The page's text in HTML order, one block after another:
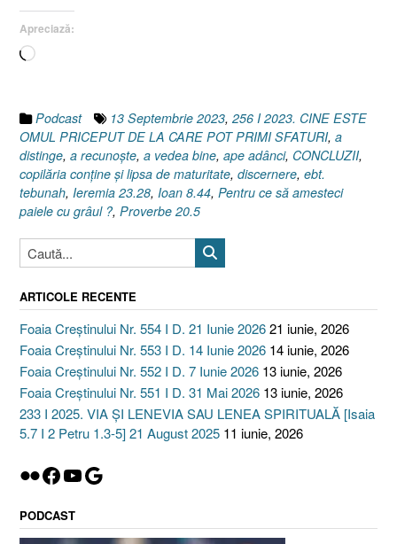
8.44
I
Ieremia
23.28]”
Apreciază:
Încarc...
Podcast 13 Septembrie 2023, 256 I 2023. CINE ESTE
OMUL PRICEPUT DE LA CARE POT PRIMI SFATURI, a
distinge, a recunoște, a vedea bine, ape adânci, CONCLUZII,
copilăria conține și lipsa de maturitate, discernere, ebt.
tebunah, Ieremia 23.28, Ioan 8.44, Pentru ce să amesteci
paiele cu grâul ?, Proverbe 20.5
ARTICOLE RECENTE
Foaia Creștinului Nr. 554 I D. 21 Iunie 202621 iunie, 2026
Foaia Creștinului Nr. 553 I D. 14 Iunie 2026 14 iunie, 2026
Foaia Creștinului Nr. 552 I D. 7 Iunie 2026 13 iunie, 2026
Foaia Creștinului Nr. 551 I D. 31 Mai 2026 13 iunie, 2026
233 I 2025. VIA ȘI LENEVIA SAU LENEA SPIRITUALĂ [Isaia
5.7 I 2 Petru 1.3-5] 21 August 2025 11 iunie, 2026
Flickr
Facebook
YouTube
Google
PODCAST